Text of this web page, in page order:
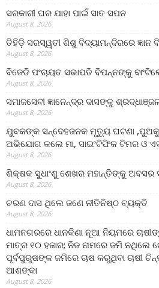
ସରକାରୀ ଘର ଯାହା ପାଇଁ ସାତ ସପନ
August 8, 2026
ତିହିଡି଼ ସରସ୍ୱତୀ ଶିଶୁ ବିଦ୍ୟାମନ୍ଦିରରେ ଜ୍ଞାନ
August 8, 2026
ବିଜେଡି ପଂଚାୟତ ସଭାପତି ବିପନ୍ନଙ୍କୁ
August 8, 2026
ସମାଜସେବୀ ଜ୍ଞାନେନ୍ଦ୍ର ଦାସଙ୍କୁ
August 8, 2026
ଯୁବକଙ୍କ ସନ୍ଦେହଜନକ ମୃତ୍ୟୁ ଘଟଣା ,ପୁଅକୁ
ଅଭିଯୋଗ କଲେ ମା, ସାଇଂଟିଫିକ ଟିମର ଓ
August 8, 2026
ଶିକ୍ଷକ ସୁଧାଂଶୁ ଶେଖର ମହାନ୍ତିଙ୍କୁ ଅବସର
August 8, 2026
ଚରଣ ଦାସ ଥିଲେ ଜଣେ ନୀତିନିଷ୍ଠ ବ୍ୟକ୍ତି
August 8, 2026
ଧାମନଗରରେ ଧାନକିଣା ନୂଆ ନିୟମରେ
ମାତ୍ର ୧୦ ହଜାର; ନିଜ ନାମରେ ଜମି ନଥିଲେ
ପୂର୍ବପୁରୁଷଙ୍କ ଜମିରେ ଚାଷ କରୁଥିବା ଚାଷୀ
ଆଶଙ୍କା
August 8, 2026